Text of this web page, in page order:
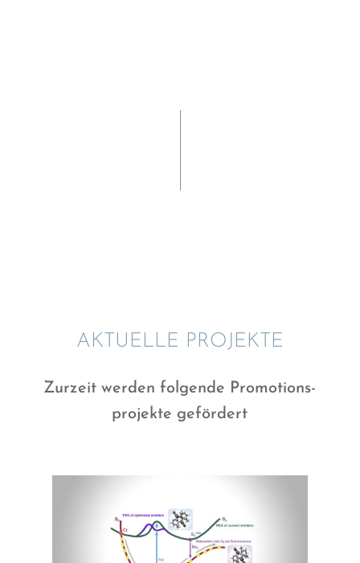
AKTUELLE PROJEKTE
Zurzeit werden folgende Promo­ti­ons­
pro­jekte gefördert